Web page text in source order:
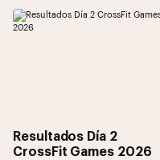
Resultados Día 2
CrossFit Games 2026